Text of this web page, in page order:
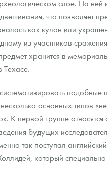
слое. На ней
что позволяет
как кулон или
из участников
хранится в
основных типов
К первой группе относятся
будущих
так поступал английский
который